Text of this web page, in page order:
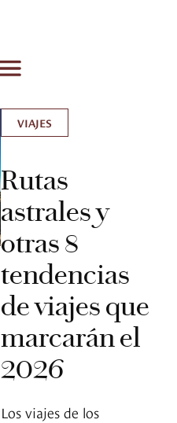
VIAJES
Rutas
astrales y
otras 8
tendencias
de viajes que
marcarán el
2026
Los viajes de los